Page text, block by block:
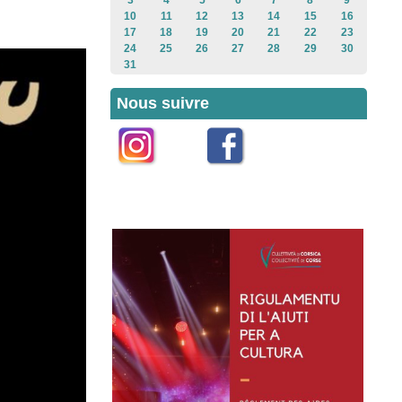
10
11 12 13 14 15
16
17
18 19 20 21 22
23
24
25 26 27 28 29
30
31
Nous suivre